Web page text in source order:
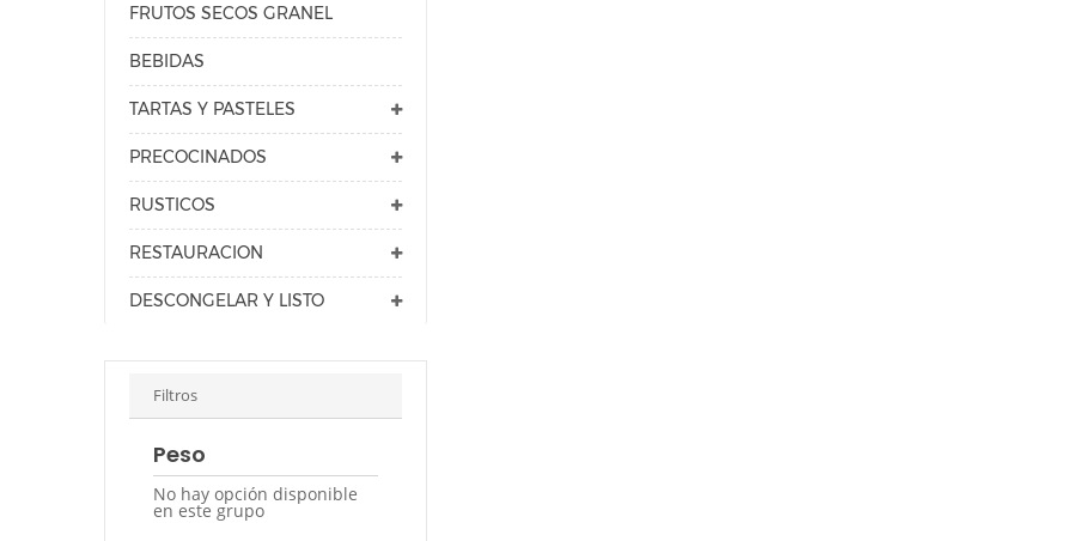
FRUTOS SECOS GRANEL
BEBIDAS
TARTAS Y PASTELES
PRECOCINADOS
RUSTICOS
RESTAURACION
DESCONGELAR Y LISTO
Filtros
Peso
No hay opción disponible
en este grupo